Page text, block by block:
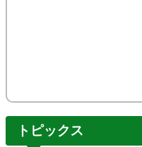
トピックス